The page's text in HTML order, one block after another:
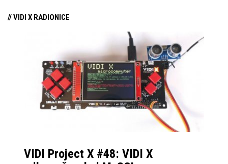
// VIDI X RADIONICE
VIDI Project X #48: VIDI X